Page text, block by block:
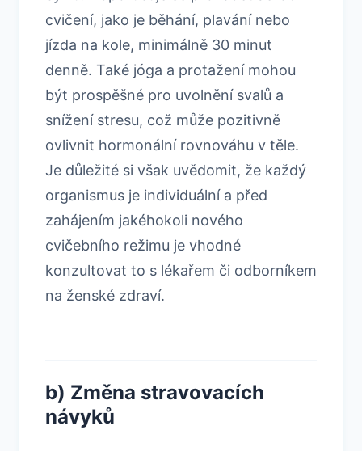
cvičení, jako je běhání, plavání nebo
jízda na kole, minimálně 30 minut
denně. Také jóga a protažení mohou
být prospěšné pro uvolnění svalů a
snížení stresu, což může pozitivně
ovlivnit hormonální rovnováhu v těle.
Je důležité si však uvědomit, že každý
organismus je individuální a před
zahájením jakéhokoli nového
cvičebního režimu je vhodné
konzultovat to s lékařem či odborníkem
na ženské zdraví.
b) Změna stravovacích
návyků